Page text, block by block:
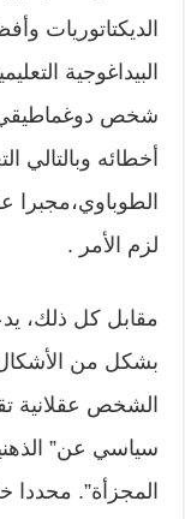
الديكتاتوريات
البيداغوجية
شخص دوغماطيقي،
أخطائه وبالتالي
الطوباوي،مجبرا
لزم الأمر .
مقابل كل ذلك،
بشكل من الأشكال”
الشخص عقلانية
سياسي عن”
المجزأة”.